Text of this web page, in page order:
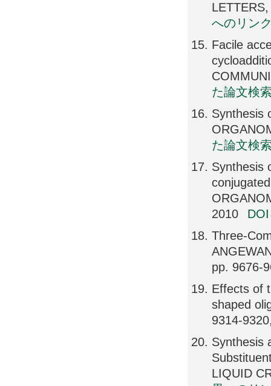
へのリン
Facile
た論文検
Synthesis
た論文検
Synthesis
2010
Three-
pp. 9676-
Effects of
shaped
9314-
Synthesis
LIQUID